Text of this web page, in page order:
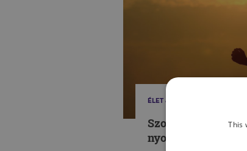
ÉLET & PSZICHOLÓGIA
Szokásaink
nyomában
This